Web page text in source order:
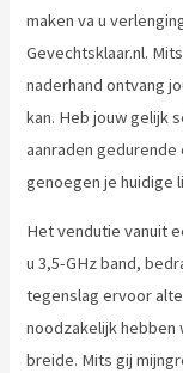
maken va u
Gevechtsklaar.nl.
naderhand ontvang
kan. Heb jouw gelijk
aanraden
genoegen je huidige
Het vendutie vanuit
u 3,5-GHz band,
tegenslag ervoor
noodzakelijk hebben
breide. Mits gij